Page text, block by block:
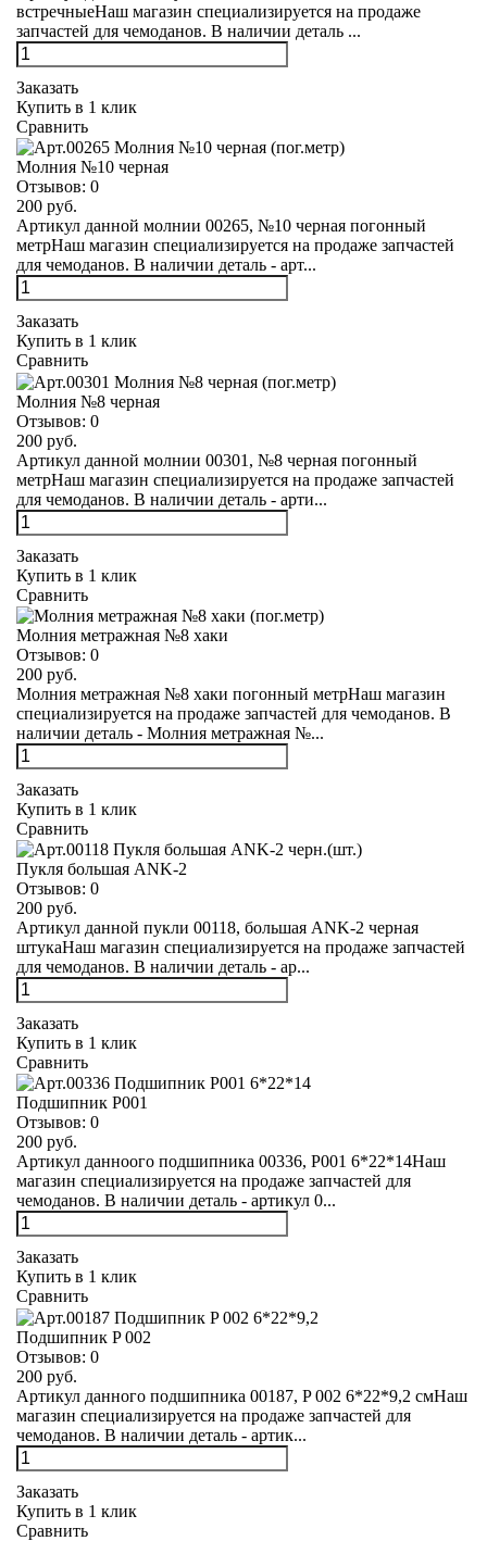
встречныеНаш магазин специализируется на продаже
запчастей для чемоданов. В наличии деталь ...
Заказать
Купить в 1 клик
Сравнить
Молния №10 черная
Отзывов: 0
200 руб.
Артикул данной молнии 00265, №10 черная погонный
метрНаш магазин специализируется на продаже запчастей
для чемоданов. В наличии деталь - арт...
Заказать
Купить в 1 клик
Сравнить
Молния №8 черная
Отзывов: 0
200 руб.
Артикул данной молнии 00301, №8 черная погонный
метрНаш магазин специализируется на продаже запчастей
для чемоданов. В наличии деталь - арти...
Заказать
Купить в 1 клик
Сравнить
Молния метражная №8 хаки
Отзывов: 0
200 руб.
Молния метражная №8 хаки погонный метрНаш магазин
специализируется на продаже запчастей для чемоданов. В
наличии деталь - Молния метражная №...
Заказать
Купить в 1 клик
Сравнить
Пукля большая ANK-2
Отзывов: 0
200 руб.
Артикул данной пукли 00118, большая ANK-2 черная
штукаНаш магазин специализируется на продаже запчастей
для чемоданов. В наличии деталь - ар...
Заказать
Купить в 1 клик
Сравнить
Подшипник Р001
Отзывов: 0
200 руб.
Артикул данноого подшипника 00336, Р001 6*22*14Наш
магазин специализируется на продаже запчастей для
чемоданов. В наличии деталь - артикул 0...
Заказать
Купить в 1 клик
Сравнить
Подшипник P 002
Отзывов: 0
200 руб.
Артикул данного подшипника 00187, P 002 6*22*9,2 смНаш
магазин специализируется на продаже запчастей для
чемоданов. В наличии деталь - артик...
Заказать
Купить в 1 клик
Сравнить